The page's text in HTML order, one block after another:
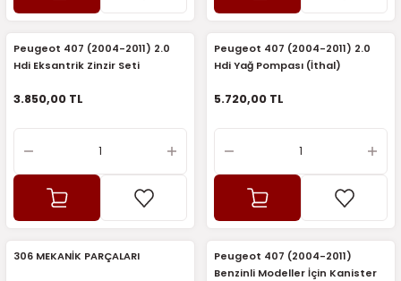
Peugeot 407 (2004-2011) 2.0
Hdi Eksantrik Zinzir Seti
3.850,00 TL
Peugeot 407 (2004-2011) 2.0
Hdi Yağ Pompası (İthal)
5.720,00 TL
306 MEKANİK PARÇALARI
Peugeot 407 (2004-2011)
Benzinli Modeller İçin Kanister